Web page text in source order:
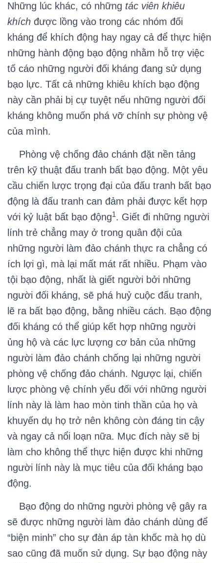
Những lúc khác, có những tác viên khiêu
khích được lồng vào trong các nhóm đối
kháng để khích động hay ngay cả để thực hiện
những hành động bạo động nhằm hỗ trợ việc
tố cáo những người đối kháng đang sử dụng
bạo lực. Tất cả những khiêu khích bạo động
này cần phải bị cự tuyệt nếu những người đối
kháng không muốn phá vỡ chính sự phòng vệ
của mình.
Phòng vệ chống đảo chánh đặt nền tảng
trên kỹ thuật đấu tranh bất bạo động. Một yêu
cầu chiến lược trọng đại của đấu tranh bất bạo
động là đấu tranh can đảm phải được kết hợp
với kỷ luật bất bạo động1. Giết đi những người
lính trẻ chẳng may ở trong quân đội của
những người làm đảo chánh thực ra chẳng có
ích lợi gì, mà lại mất mát rất nhiều. Phạm vào
tội bạo động, nhất là giết người bởi những
người đối kháng, sẽ phá huỷ cuộc đấu tranh,
lẽ ra bất bạo động, bằng nhiều cách. Bạo động
đối kháng có thể giúp kết hợp những người
ủng hộ và các lực lượng cơ bản của những
người làm đảo chánh chống lại những người
phòng vệ chống đảo chánh. Ngược lại, chiến
lược phòng vệ chính yếu đối với những người
lính này là làm hao mòn tinh thần của họ và
khuyến dụ họ trở nên không còn đáng tin cậy
và ngay cả nổi loạn nữa. Mục đích này sẽ bị
làm cho không thể thực hiện được khi những
người lính này là mục tiêu của đối kháng bạo
động.
Bạo động do những người phòng vệ gây ra
sẽ được những người làm đảo chánh dùng để
“biện minh” cho sự đàn áp tàn khốc mà họ dù
sao cũng đã muốn sử dụng. Sự bạo động này